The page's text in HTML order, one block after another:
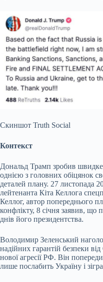
Скиншот Truth Social
Контекст
Дональд Трамп зробив
однією з головних обіцянок
деталей плану. 27 листопада
лейтенанта Кіта Келлога
Келлог, автор попереднього
конфлікту, 8 січня заявив, що
днів його президентства.
Володимир Зеленський
надійних гарантій безпеки
нової агресії РФ. Він
лише послабить Україну і